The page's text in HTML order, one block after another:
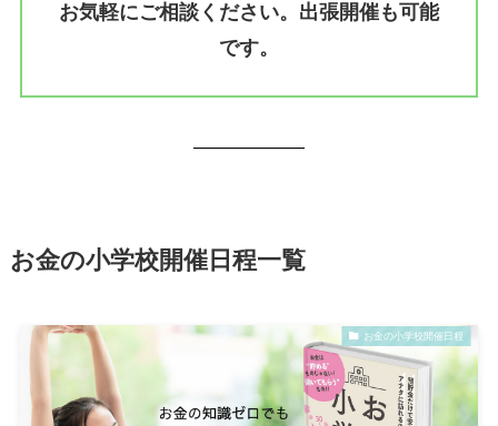
お気軽にご相談ください。出張開催も可能
です。
お金の小学校開催日程一覧
お金の小学校開催日程